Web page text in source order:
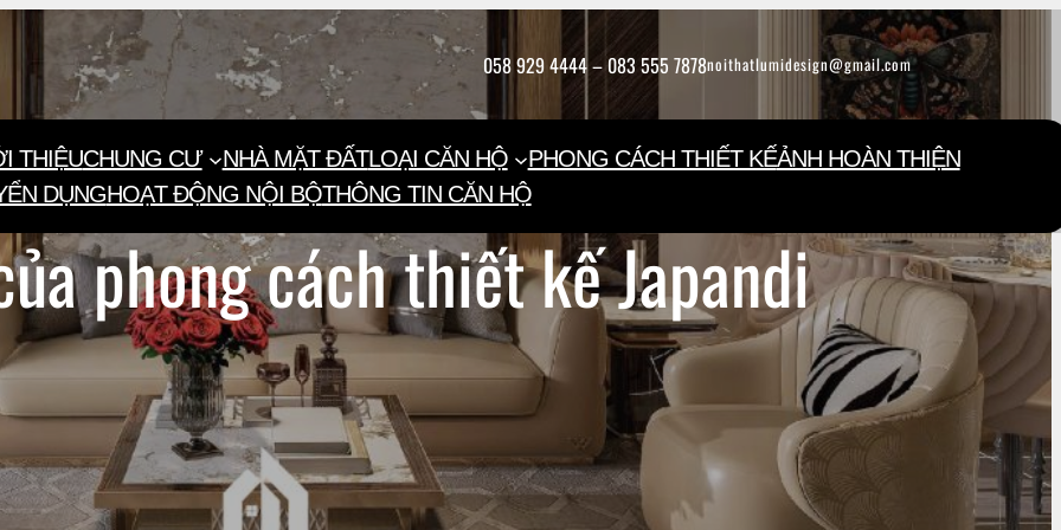
058 929 4444 – 083 555 7878noithatlumidesign@gmail.com
THIỆUCHUNG CƯ NHÀ MẶT ĐẤTLOẠI CĂN HỘ PHONG CÁCH THIẾT KẾẢNH HOÀN THIỆN
DỤNGHOẠT ĐỘNG NỘI BỘTHÔNG TIN CĂN HỘ
phong cách thiết kế Japandi